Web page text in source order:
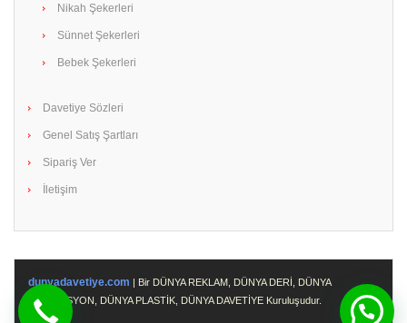
Nikah Şekerleri
Sünnet Şekerleri
Bebek Şekerleri
Davetiye Sözleri
Genel Satış Şartları
Sipariş Ver
İletişim
dunyadavetiye.com | Bir DÜNYA REKLAM, DÜNYA DERİ, DÜNYA
PROMOSYON, DÜNYA PLASTİK, DÜNYA DAVETİYE Kuruluşudur.